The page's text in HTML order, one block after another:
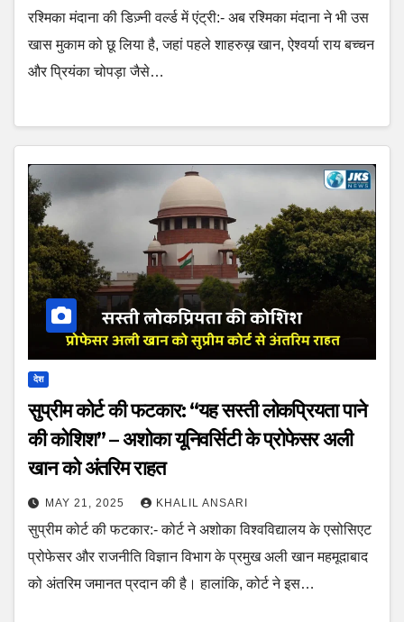
रश्मिका मंदाना की डिज़्नी वर्ल्ड में एंट्री:- अब रश्मिका मंदाना ने भी उस
खास मुकाम को छू लिया है, जहां पहले शाहरुख़ खान, ऐश्वर्या राय बच्चन
और प्रियंका चोपड़ा जैसे…
देश
सुप्रीम कोर्ट की फटकार: “यह सस्ती लोकप्रियता पाने
की कोशिश” – अशोका यूनिवर्सिटी के प्रोफेसर अली
खान को अंतरिम राहत
MAY 21, 2025 KHALIL ANSARI
सुप्रीम कोर्ट की फटकार:- कोर्ट ने अशोका विश्वविद्यालय के एसोसिएट
प्रोफेसर और राजनीति विज्ञान विभाग के प्रमुख अली खान महमूदाबाद
को अंतरिम जमानत प्रदान की है। हालांकि, कोर्ट ने इस…